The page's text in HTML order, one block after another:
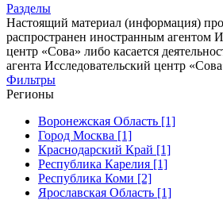
Разделы
Настоящий материал (информация)
распространен иностранным агентом
центр «Сова» либо касается
агента Исследовательский центр
Фильтры
Регионы
Воронежская Область [1]
Город Москва [1]
Краснодарский Край [1]
Республика Карелия [1]
Республика Коми [2]
Ярославская Область [1]